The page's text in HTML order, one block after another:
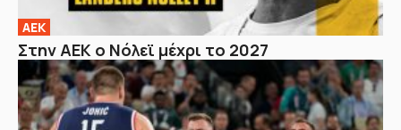
ΑΕΚ
Στην ΑΕΚ ο Νόλεϊ μέχρι το 2027